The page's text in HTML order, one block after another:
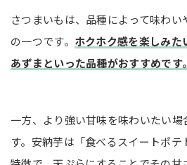
さつまいもは、品種によって味わ
の一つです。 ホクホク感を楽しみ
あずまといった品種がおすすめです。
一方、より強い甘味を味わいたい
す。安納芋は「食べるスイートポ